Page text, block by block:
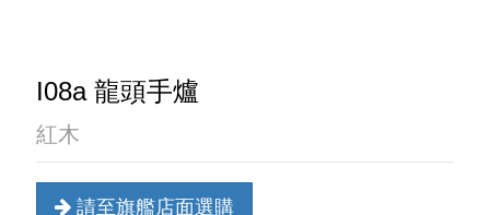
I08a 龍頭手爐
紅木
請至旗艦店面選購